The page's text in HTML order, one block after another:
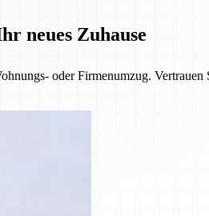
neues Zuhause
oder Firmenumzug.